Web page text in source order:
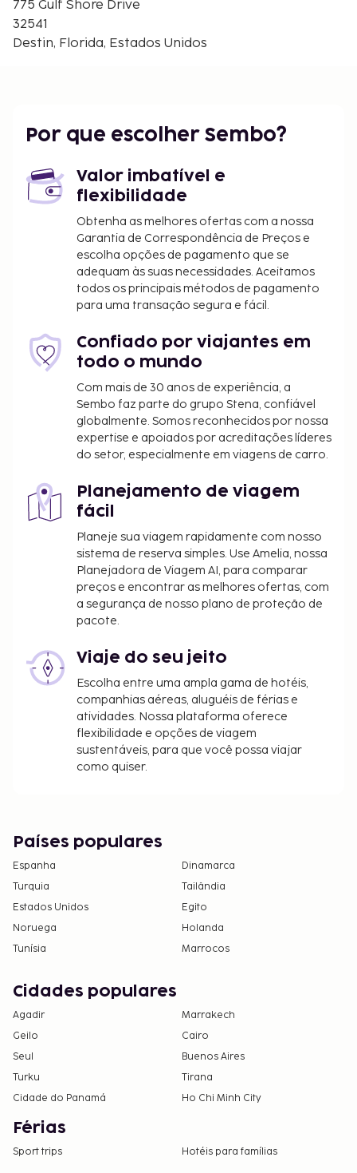
Indian Temple Mound and Museum - 3,5 km/2,2 mi
Olin Marler Charter Fishing - 3,6 km/2,2 mi
Há estacionamento grátis no local. Não perca as
seu dispor, incluindo um campo de ténis exterior. O
espaço oferece ainda Wi-fi grátis.
As crianças não pagam quando dormem no
quarto dos pais ou tutor, utilizando a(s) cama(s)
existentes.
Disponibilização de opções de pagamento sem
numerário em todas as transações.
775 Gulf Shore Drive
32541
Destin, Florida, Estados Unidos
Por que escolher Sembo?
Valor imbatível e
flexibilidade
Obtenha as melhores ofertas com a nossa
Garantia de Correspondência de Preços e
escolha opções de pagamento que se
adequam às suas necessidades. Aceitamos
todos os principais métodos de pagamento
para uma transação segura e fácil.
Confiado por viajantes em
todo o mundo
Com mais de 30 anos de experiência, a
Sembo faz parte do grupo Stena, confiável
globalmente. Somos reconhecidos por nossa
expertise e apoiados por acreditações líderes
do setor, especialmente em viagens de carro.
Planejamento de viagem
fácil
Planeje sua viagem rapidamente com nosso
sistema de reserva simples. Use Amelia, nossa
Planejadora de Viagem AI, para comparar
preços e encontrar as melhores ofertas, com
a segurança de nosso plano de proteção de
pacote.
Viaje do seu jeito
Escolha entre uma ampla gama de hotéis,
companhias aéreas, aluguéis de férias e
atividades. Nossa plataforma oferece
flexibilidade e opções de viagem
sustentáveis, para que você possa viajar
como quiser.
Países populares
Espanha
Dinamarca
Turquia
Tailândia
Estados Unidos
Egito
Noruega
Holanda
Tunísia
Marrocos
Cidades populares
Agadir
Marrakech
Geilo
Cairo
Seul
Buenos Aires
Turku
Tirana
Cidade do Panamá
Ho Chi Minh City
Férias
Sport trips Hotéis para famílias